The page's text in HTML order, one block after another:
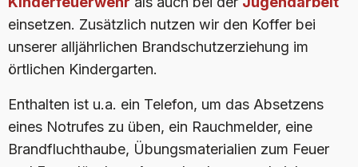
einsetzen. Zusätzlich nutzen wir den Koffer bei
unserer alljährlichen Brandschutzerziehung im
örtlichen Kindergarten.
Enthalten ist u.a. ein Telefon, um das Absetzens
eines Notrufes zu üben, ein Rauchmelder, eine
Brandfluchthaube, Übungsmaterialien zum Feuer